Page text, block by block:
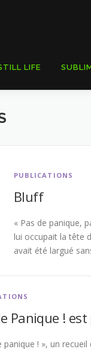
LIFE
PUBLICATIONS
Bluff
« Pas de panique,
lui occupait la tête
avait été largué
Panique !
panique ! », un